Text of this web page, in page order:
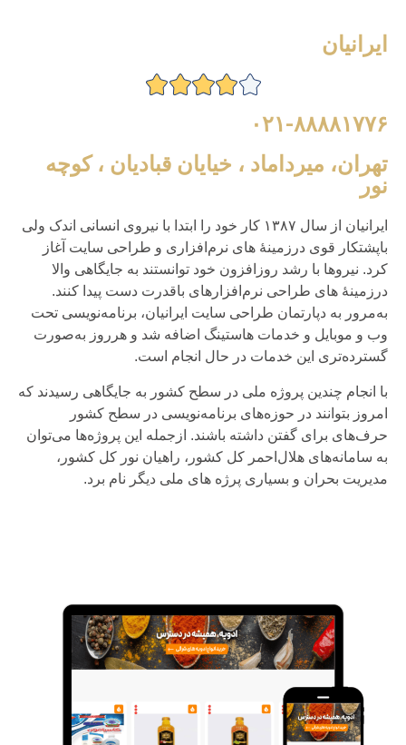
ایرانیان
۰۲۱-۸۸۸۸۱۷۷۶
تهران، میرداماد ، خیایان قبادیان ، کوچه
نور
ایرانیان از سال ۱۳۸۷ کار خود را ابتدا با نیروی انسانی اندک ولی
باپشتکار قوی درزمینهٔ های نرم‌افزاری و طراحی سایت آغاز
کرد. نیروها با رشد روزافزون خود توانستند به جایگاهی والا
درزمینهٔ های طراحی نرم‌افزارهای باقدرت دست پیدا کنند.
به‌مرور به دپارتمان طراحی سایت ایرانیان، برنامه‌نویسی تحت
وب و موبایل و خدمات هاستینگ اضافه شد و هرروز به‌صورت
گسترده‌تری این خدمات در حال انجام است.
با انجام چندین پروژه ملی در سطح کشور به جایگاهی رسیدند که
امروز بتوانند در حوزه‌های برنامه‌نویسی در سطح کشور
حرف‌های برای گفتن داشته باشند. ازجمله این پروژه‌ها می‌توان
به سامانه‌های هلال‌احمر کل کشور، راهیان نور کل کشور،
مدیریت بحران و بسیاری پرژه های ملی دیگر نام برد.